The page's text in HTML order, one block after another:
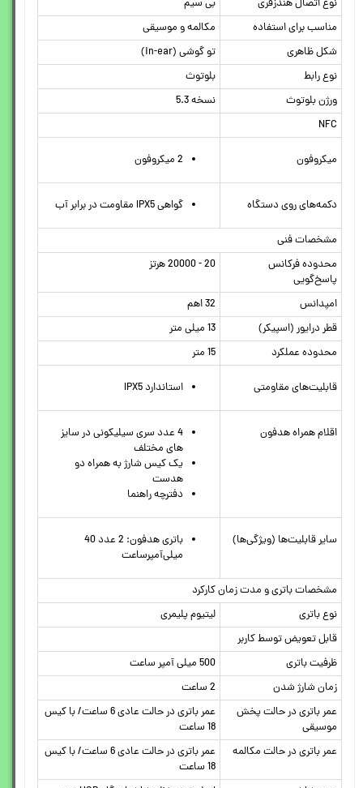
نوع اتصال هندزفری
بی سیم
مناسب برای استفاده
مکالمه و موسیقی
شکل ظاهری
تو گوشی (in-ear)
نوع رابط
بلوتوث
ورژن بلوتوث
نسخه 5.3
NFC
میکروفون 2 میکروفون
دکمه‌های روی دستگاه گواهی IPX5 مقاومت در برابر آب
مشخصات فنی
محدوده فرکانس
پاسخ‌گویی
20 - 20000 هرتز
امپدانس
32 اهم
قطر درایور (اسپیکر)
13 میلی متر
محدوده عملکرد
15 متر
قابلیت‌های مقاومتی استاندارد IPX5
اقلام همراه هدفون
4 عدد سری سیلیکونی در سایز
های مختلف
یک کیس شارژ به همراه دو
هدست
دفترچه راهنما
سایر قابلیت‌ها (ویژگی‌ها)
باتری هدفون: 2 عدد 40
میلی‌آمپرساعت
مشخصات باتری و مدت زمان کارکرد
نوع باتری
لیتیوم پلیمری
قابل تعویض توسط کاربر
ظرفیت باتری
500 میلی آمپر ساعت
زمان شارژ شدن
2 ساعت
عمر باتری در حالت پخش
موسیقی
عمر باتری در حالت عادی 6 ساعت/ با کیس
18 ساعت
عمر باتری در حالت مکالمه
عمر باتری در حالت عادی 6 ساعت/ با کیس
18 ساعت